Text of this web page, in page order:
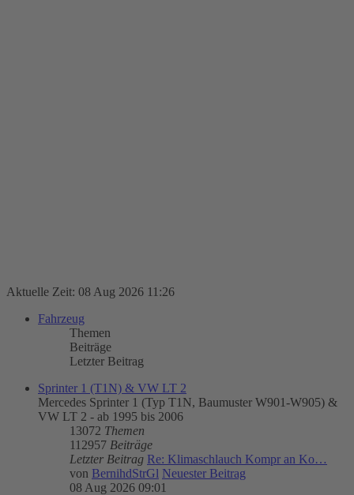
Aktuelle Zeit: 08 Aug 2026 11:26
Fahrzeug
Themen
Beiträge
Letzter Beitrag
Sprinter 1 (T1N) & VW LT 2
Mercedes Sprinter 1 (Typ T1N, Baumuster W901-W905) &
VW LT 2 - ab 1995 bis 2006
13072 Themen
112957 Beiträge
Letzter Beitrag Re: Klimaschlauch Kompr an Ko…
von BernihdStrGl Neuester Beitrag
08 Aug 2026 09:01